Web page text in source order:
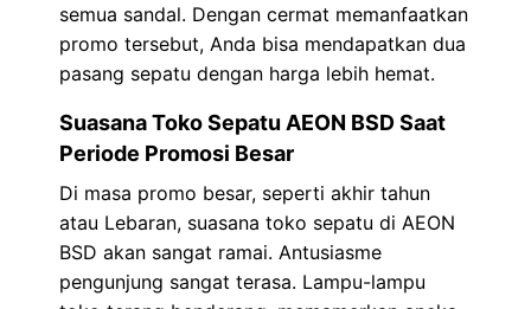
semua sandal. Dengan cermat memanfaatkan
promo tersebut, Anda bisa mendapatkan dua
pasang sepatu dengan harga lebih hemat.
Suasana Toko Sepatu AEON BSD Saat
Periode Promosi Besar
Di masa promo besar, seperti akhir tahun
atau Lebaran, suasana toko sepatu di AEON
BSD akan sangat ramai. Antusiasme
pengunjung sangat terasa. Lampu-lampu